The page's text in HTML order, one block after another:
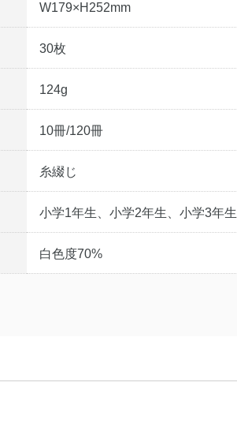
W179×H252mm
30枚
124g
10冊/120冊
糸綴じ
小学1年生、小学2年生、小学3年生
白色度70%